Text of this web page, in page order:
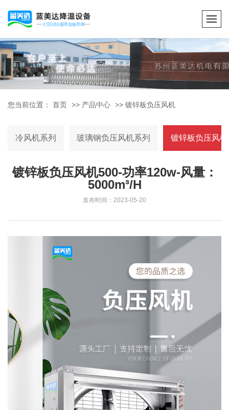
您当前位置： 首页 >> 产品中心 >> 镀锌板负压风机
冷风机系列 玻璃钢负压风机系列 镀锌板负压风机
镀锌板负压风机500-功率120w-风量：
5000m³/H
发布时间：2023-05-20